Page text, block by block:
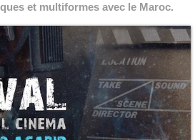
et multiformes avec le Maroc.